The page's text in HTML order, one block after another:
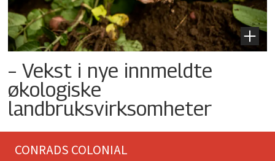
– Vekst i nye innmeldte
økologiske
landbruksvirksomheter
CONRADS COLONIAL